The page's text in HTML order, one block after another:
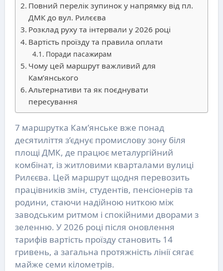
Повний перелік зупинок у напрямку від пл.
ДМК до вул. Рилєєва
Розклад руху та інтервали у 2026 році
Вартість проїзду та правила оплати
Поради пасажирам
Чому цей маршрут важливий для
Кам’янського
Альтернативи та як поєднувати
пересування
7 маршрутка Кам’янське вже понад
десятиліття з’єднує промислову зону біля
площі ДМК, де працює металургійний
комбінат, із житловими кварталами вулиці
Рилєєва. Цей маршрут щодня перевозить
працівників змін, студентів, пенсіонерів та
родини, стаючи надійною ниткою між
заводським ритмом і спокійними дворами з
зеленню. У 2026 році після оновлення
тарифів вартість проїзду становить 14
гривень, а загальна протяжність лінії сягає
майже семи кілометрів.